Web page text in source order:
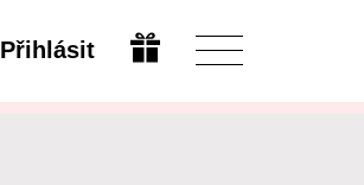
Přihlásit Upravit